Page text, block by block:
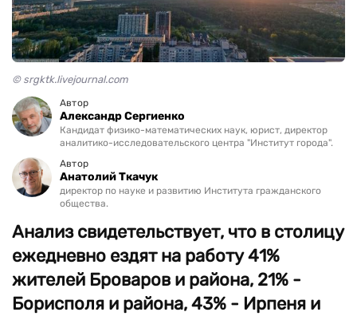
© srgktk.livejournal.com
Автор
Александр Сергиенко
Кандидат физико-математических наук, юрист, директор
аналитико-исследовательского центра "Институт города".
Автор
Анатолий Ткачук
директор по науке и развитию Института гражданского
общества.
Анализ свидетельствует, что в столицу
ежедневно ездят на работу 41%
жителей Броваров и района, 21% -
Борисполя и района, 43% - Ирпеня и